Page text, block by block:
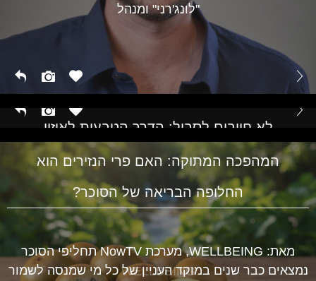
"לונג'רני" ומנהל
לא חייבים לסבול: הדרך הטבעית לאיזון
הורמונלי בכל גיל
WELLBEING
מגלי חום בגיל המעבר ועד לתסמיני PMS אצל נערות –
השינויים ההורמונליים משפיעים על מצב הרוח, השינה
המהפכה המתוקה: האם פרי הנזירים הוא
החלופה הבריאה של הסוכר?
WELLBEING
מאת: WELLBEING, מערכת NowTV תחליפי הסוכר
נמצאים כבר שנים במוקד העניין של כל מי שמנסה לשמור